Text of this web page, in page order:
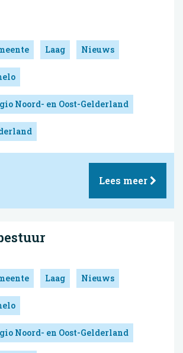
Laag Nieuws
Noord- en Oost-Gelderland
Lees meer
Laag Nieuws
Noord- en Oost-Gelderland